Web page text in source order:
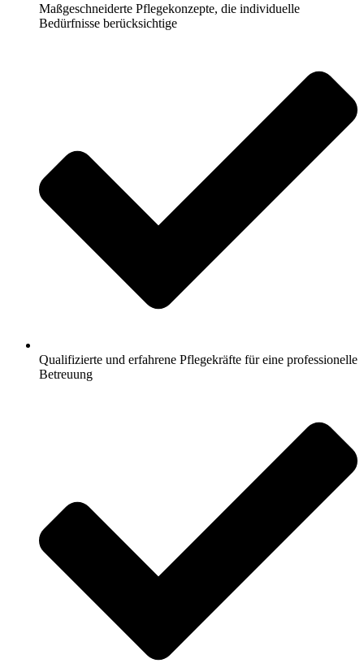
Maßgeschneiderte Pflegekonzepte, die individuelle
Bedürfnisse berücksichtige
Qualifizierte und erfahrene Pflegekräfte für eine professionelle
Betreuung